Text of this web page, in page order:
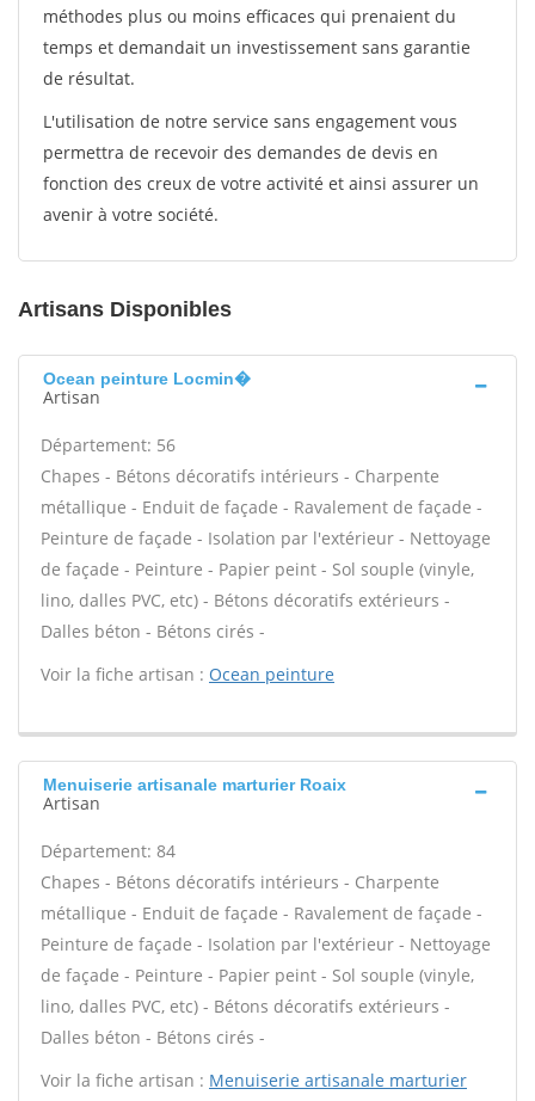
méthodes plus ou moins efficaces qui prenaient du
temps et demandait un investissement sans garantie
de résultat.
L'utilisation de notre service sans engagement vous
permettra de recevoir des demandes de devis en
fonction des creux de votre activité et ainsi assurer un
avenir à votre société.
Artisans Disponibles
Ocean peinture Locmin�
Artisan
Département: 56
Chapes - Bétons décoratifs intérieurs - Charpente
métallique - Enduit de façade - Ravalement de façade -
Peinture de façade - Isolation par l'extérieur - Nettoyage
de façade - Peinture - Papier peint - Sol souple (vinyle,
lino, dalles PVC, etc) - Bétons décoratifs extérieurs -
Dalles béton - Bétons cirés -
Voir la fiche artisan : Ocean peinture
Menuiserie artisanale marturier Roaix
Artisan
Département: 84
Chapes - Bétons décoratifs intérieurs - Charpente
métallique - Enduit de façade - Ravalement de façade -
Peinture de façade - Isolation par l'extérieur - Nettoyage
de façade - Peinture - Papier peint - Sol souple (vinyle,
lino, dalles PVC, etc) - Bétons décoratifs extérieurs -
Dalles béton - Bétons cirés -
Voir la fiche artisan : Menuiserie artisanale marturier